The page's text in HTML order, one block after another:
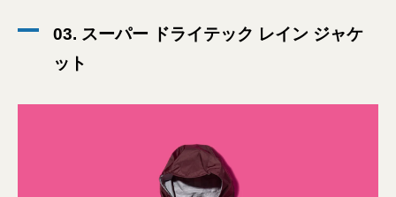
03. スーパー ドライテック レイン ジャケ
ット